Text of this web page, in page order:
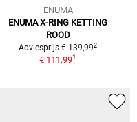
ENUMA
ENUMA X-RING KETTING
ROOD
Adviesprijs € 139,992
€ 111,991